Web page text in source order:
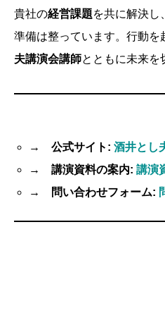
貴社の経営課題を共に解決し
準備は整っています。行動
夫講演会講師とともに未来を
→ 公式サイト: 酒井とし
→ 講演資料の案内: 講演
→ 問い合わせフォーム: